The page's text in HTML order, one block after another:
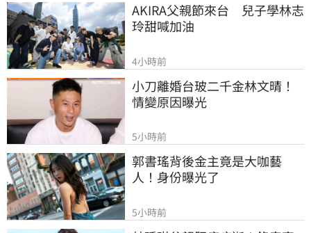
AKIRA父親節來台　兒子學林志
玲甜喊加油
4小時前
小刀離婚台玻二千金林文晴！
情變原因曝光
5小時前
郭書瑤背後金主竟是大咖藝
人！身份曝光了
5小時前